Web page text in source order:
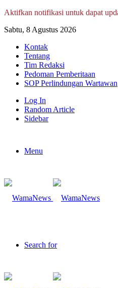
Aktifkan notifikasi untuk dapat
Sabtu, 8 Agustus 2026
Kontak
Tentang
Tim Redaksi
Pedoman Pemberitaan
SOP Perlindungan Wartawan
Log In
Random Article
Sidebar
Menu
Search for